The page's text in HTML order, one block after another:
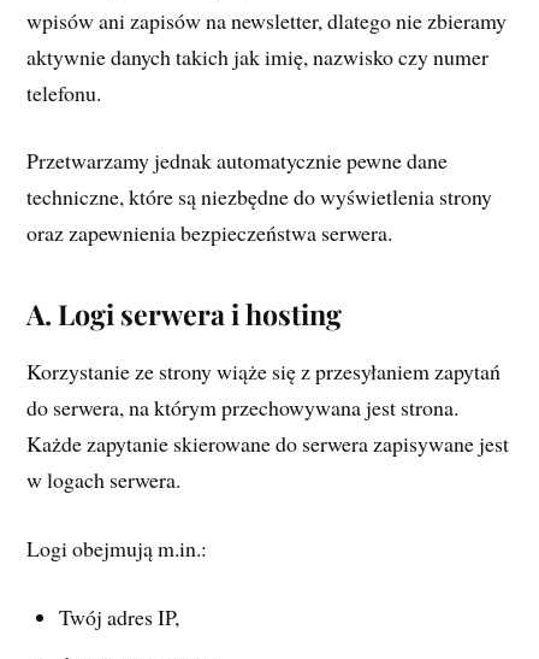
wpisów ani zapisów na newsletter, dlatego nie zbieramy
aktywnie danych takich jak imię, nazwisko czy numer
telefonu.
Przetwarzamy jednak automatycznie pewne dane
techniczne, które są niezbędne do wyświetlenia strony
oraz zapewnienia bezpieczeństwa serwera.
A. Logi serwera i hosting
Korzystanie ze strony wiąże się z przesyłaniem zapytań
do serwera, na którym przechowywana jest strona.
Każde zapytanie skierowane do serwera zapisywane jest
w logach serwera.
Logi obejmują m.in.:
Twój adres IP,